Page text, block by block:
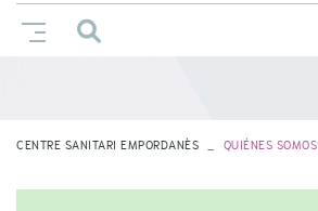
CENTRE SANITARI EMPORDANÈS QUIÉNES SOMOS